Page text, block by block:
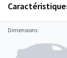
Dimensions